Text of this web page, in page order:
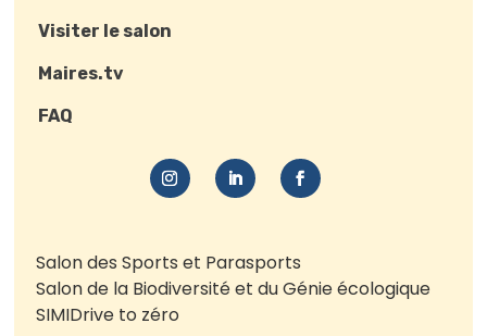
Visiter le salon
Maires.tv
FAQ
Salon des Sports et Parasports
Salon de la Biodiversité et du Génie écologique
SIMIDrive to zéro